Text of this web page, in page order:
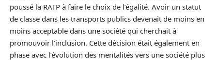
poussé la RATP à faire le choix de l’égalité. Avoir un statut
de classe dans les transports publics devenait de moins en
moins acceptable dans une société qui cherchait à
promouvoir l’inclusion. Cette décision était également en
phase avec l’évolution des mentalités vers une société plus